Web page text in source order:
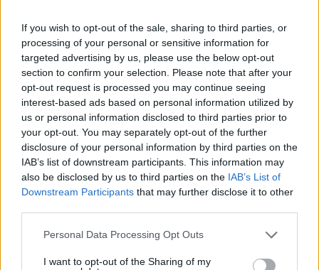
If you wish to opt-out of the sale, sharing to third parties, or
processing of your personal or sensitive information for
targeted advertising by us, please use the below opt-out
section to confirm your selection. Please note that after your
opt-out request is processed you may continue seeing
interest-based ads based on personal information utilized by
us or personal information disclosed to third parties prior to
your opt-out. You may separately opt-out of the further
disclosure of your personal information by third parties on the
IAB’s list of downstream participants. This information may
also be disclosed by us to third parties on the IAB’s List of
Downstream Participants that may further disclose it to other
Please note that this website/app uses one or more Google
not limited to your visit or usage behaviour. You may click to
Personal Data Processing Opt Outs
I want to opt-out of the Sharing of my
και σύζυγος των θυμάτων στο τροχαίο στις